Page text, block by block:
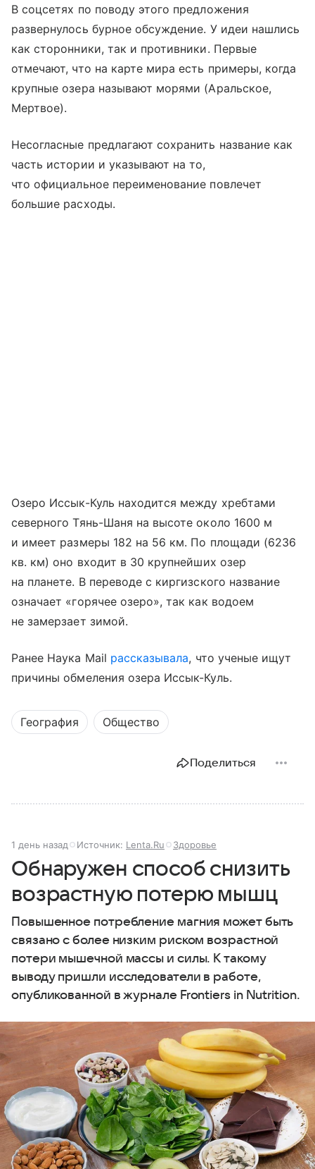
В соцсетях по поводу этого предложения
развернулось бурное обсуждение. У идеи нашлись
как сторонники, так и противники. Первые
отмечают, что на карте мира есть примеры, когда
крупные озера называют морями (Аральское,
Мертвое).
Несогласные предлагают сохранить название как
часть истории и указывают на то,
что официальное переименование повлечет
большие расходы.
Озеро Иссык-Куль находится между хребтами
северного Тянь-Шаня на высоте около 1600 м
и имеет размеры 182 на 56 км. По площади (6236
кв. км) оно входит в 30 крупнейших озер
на планете. В переводе с киргизского название
означает «горячее озеро», так как водоем
не замерзает зимой.
Ранее Наука Mail рассказывала, что ученые ищут
причины обмеления озера Иссык-Куль.
География Общество
Поделиться
1 день назад Источник: Lenta.Ru Здоровье
Обнаружен способ снизить
возрастную потерю мышц
Повышенное потребление магния может быть
связано с более низким риском возрастной
потери мышечной массы и силы. К такому
выводу пришли исследователи в работе,
опубликованной в журнале Frontiers in Nutrition.